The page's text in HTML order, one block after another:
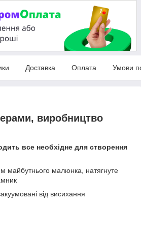
Доставка Оплата Умови
виробництво
все необхідне для створення
майбутнього малюнка, натягнуте
від висихання